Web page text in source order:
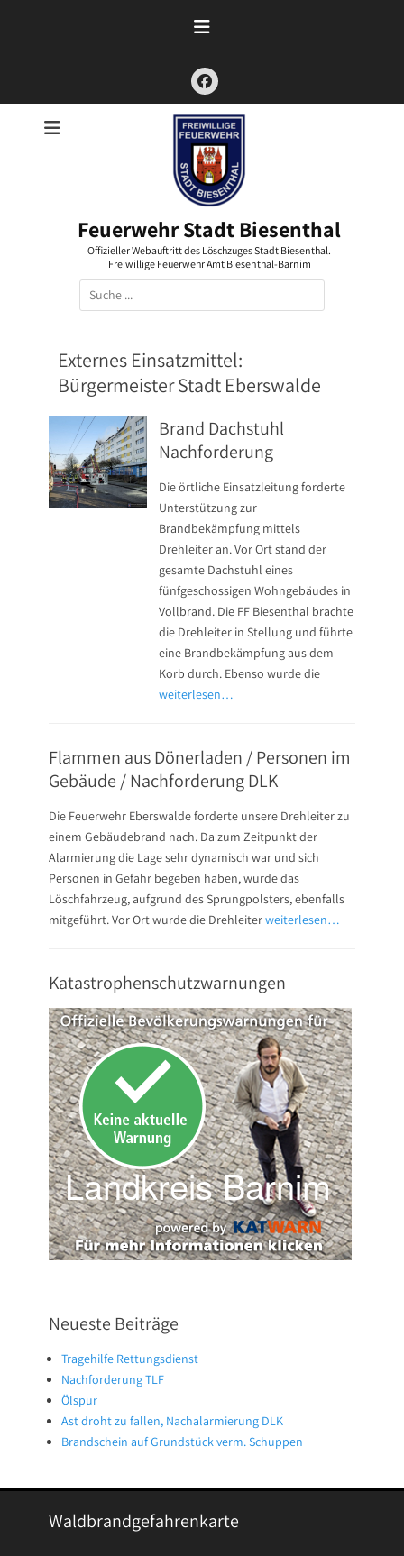
Facebook
Feuerwehr Stadt Biesenthal
Offizieller Webauftritt des Löschzuges Stadt Biesenthal.
Freiwillige Feuerwehr Amt Biesenthal-Barnim
Suchen
nach:
Externes Einsatzmittel:
Bürgermeister Stadt Eberswalde
Brand Dachstuhl
Nachforderung
Die örtliche Einsatzleitung forderte
Unterstützung zur
Brandbekämpfung mittels
Drehleiter an. Vor Ort stand der
gesamte Dachstuhl eines
fünfgeschossigen Wohngebäudes in
Vollbrand. Die FF Biesenthal brachte
die Drehleiter in Stellung und führte
eine Brandbekämpfung aus dem
Korb durch. Ebenso wurde die
weiterlesen…
Flammen aus Dönerladen / Personen im
Gebäude / Nachforderung DLK
Die Feuerwehr Eberswalde forderte unsere Drehleiter zu
einem Gebäudebrand nach. Da zum Zeitpunkt der
Alarmierung die Lage sehr dynamisch war und sich
Personen in Gefahr begeben haben, wurde das
Löschfahrzeug, aufgrund des Sprungpolsters, ebenfalls
mitgeführt. Vor Ort wurde die Drehleiterweiterlesen…
Katastrophenschutzwarnungen
Neueste Beiträge
Tragehilfe Rettungsdienst
Nachforderung TLF
Ölspur
Ast droht zu fallen, Nachalarmierung DLK
Brandschein auf Grundstück verm. Schuppen
Waldbrandgefahrenkarte